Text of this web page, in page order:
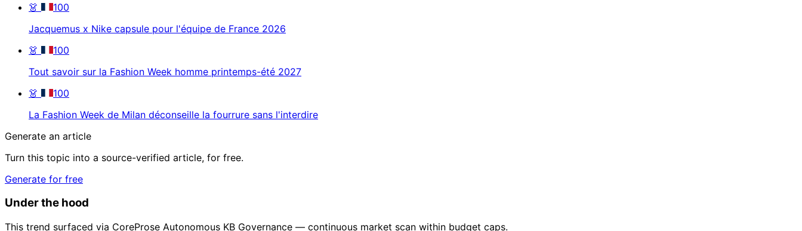
👗
100
Jacquemus x Nike capsule pour l'équipe de France 2026
👗
100
Tout savoir sur la Fashion Week homme printemps-été 2027
👗
100
La Fashion Week de Milan déconseille la fourrure sans l'interdire
Generate an article
Turn this topic into a source-verified article, for free.
Generate for free
Under the hood
This trend surfaced via CoreProse Autonomous KB Governance — continuous market scan within budget caps.